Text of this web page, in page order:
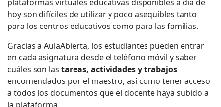
plataformas virtuales educativas disponibles a día de
hoy son difíciles de utilizar y poco asequibles tanto
para los centros educativos como para las familias.
Gracias a AulaAbierta, los estudiantes pueden entrar
en cada asignatura desde el teléfono móvil y saber
cuáles son las tareas, actividades y trabajos
encomendados por el maestro, así como tener acceso
a todos los documentos que el docente haya subido a
la plataforma.